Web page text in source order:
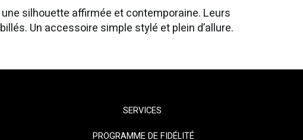
silhouette affirmée et contemporaine. Leurs
Un accessoire simple stylé et plein d’allure.
SERVICES
PROGRAMME DE FIDÉLITÉ